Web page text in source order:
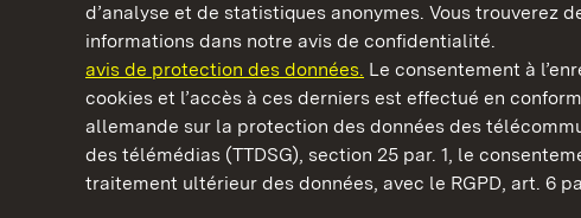
d’analyse et de statistiques anonymes. Vous trouverez
informations dans notre avis de confidentialité.
avis de protection des données. Le consentement à
cookies et l’accès à ces derniers est effectué en
allemande sur la protection des données des
des télémédias (TTDSG), section 25 par. 1, le
traitement ultérieur des données, avec le RGPD, art. 6
Châteaux et jardins publics du Bade-Wurtemberg
Monastère de Schöntal